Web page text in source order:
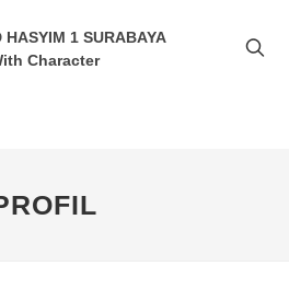
HASYIM 1 SURABAYA
Character